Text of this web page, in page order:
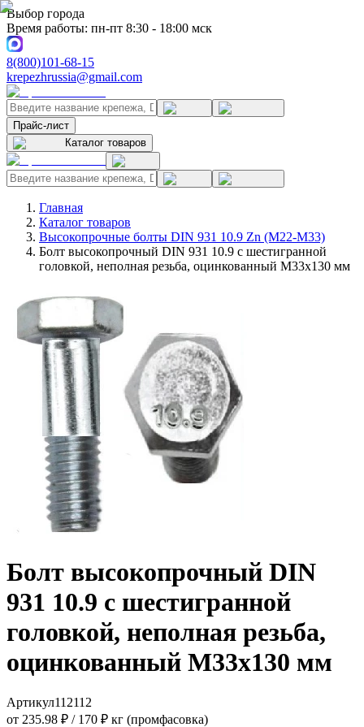
Выбор города
Время работы: пн-пт 8:30 - 18:00 мск
8(800)101-68-15
krepezhrussia@gmail.com
Прайс-лист
Каталог товаров
Главная
Каталог товаров
Высокопрочные болты DIN 931 10.9 Zn (M22-M33)
Болт высокопрочный DIN 931 10.9 с шестигранной
головкой, неполная резьба, оцинкованный M33x130 мм
Болт высокопрочный DIN
931 10.9 с шестигранной
головкой, неполная резьба,
оцинкованный M33x130 мм
Артикул112112
от 235.98 ₽ / 170 ₽ кг (промфасовка)